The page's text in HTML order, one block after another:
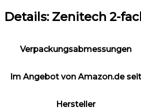
Details: Zenitech 2-
Verpackungsabmessungen
Im Angebot von Amazon.de seit
Hersteller